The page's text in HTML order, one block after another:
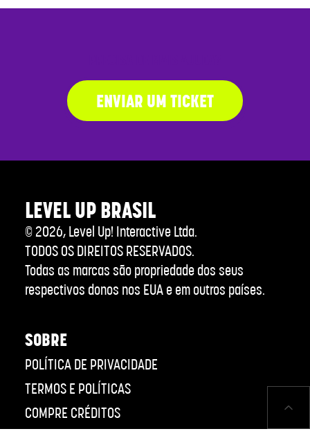
ENVIAR UM TICKET
LEVEL UP BRASIL
©2026, Level Up! Interactive Ltda.
TODOS OS DIREITOS RESERVADOS.
Todas as marcas são propriedade dos seus
respectivos donos nos EUA e em outros países.
SOBRE
POLÍTICA DE PRIVACIDADE
TERMOS E POLÍTICAS
COMPRE CRÉDITOS